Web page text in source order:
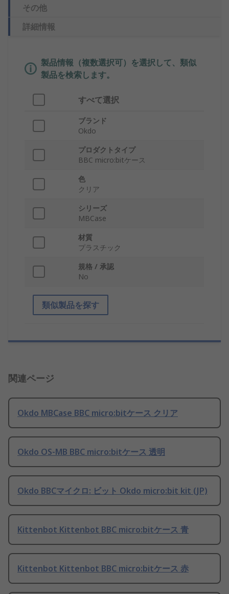
その他
詳細情報
製品情報（複数選択可）を選択して、類似
製品を検索します。
すべて選択
ブランド
Okdo
プロダクトタイプ
BBC micro:bitケース
色
クリア
シリーズ
MBCase
材質
プラスチック
規格 / 承認
No
類似製品を探す
関連ページ
Okdo MBCase BBC micro:bitケース クリア
Okdo OS-MB BBC micro:bitケース 透明
Okdo BBCマイクロ: ビット Okdo micro:bit kit (JP)
Kittenbot Kittenbot BBC micro:bitケース 青
Kittenbot Kittenbot BBC micro:bitケース 赤